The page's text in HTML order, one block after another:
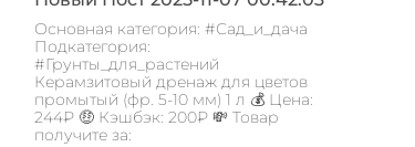
Основная категория: #Сад_и_дача
Подкатегория:
#Грунты_для_растений
Керамзитовый дренаж для цветов
промытый (фр. 5-10 мм) 1 л 💰 Цена:
244₽ 🤑 Кэшбэк: 200₽ 💸 Товар
получите за: